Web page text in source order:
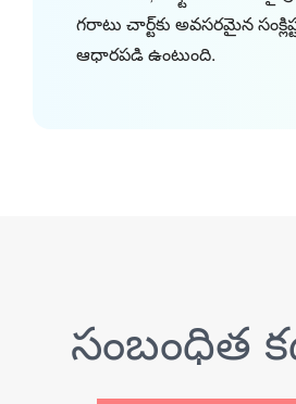
గరాటు చార్ట్‌కు అవసరమైన
ఆధారపడి ఉంటుంది.
సంబంధిత